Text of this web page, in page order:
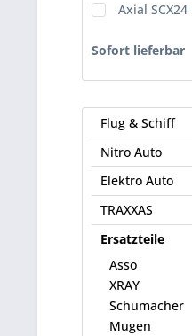
Axial SCX24
Sofort lieferbar
Flug & Schiff
Nitro Auto
Elektro Auto
TRAXXAS
Ersatzteile
Asso
XRAY
Schumacher
Mugen